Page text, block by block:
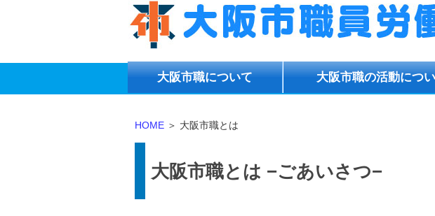
大阪市職について 大阪市職の活動につ
HOME ＞ 大阪市職とは
大阪市職とは −ごあいさつ−